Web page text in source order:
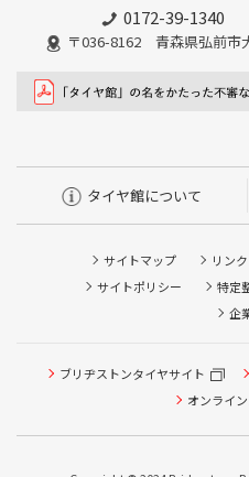
0172-39-1340
〒036-8162 青森県弘前市
タイヤ館について
サイトマップ リンク
サイトポリシー
特定
企
ブリヂストンタイヤサイト
オンライ
タイヤ点検・安全点検/タイ
ピット作業の予約